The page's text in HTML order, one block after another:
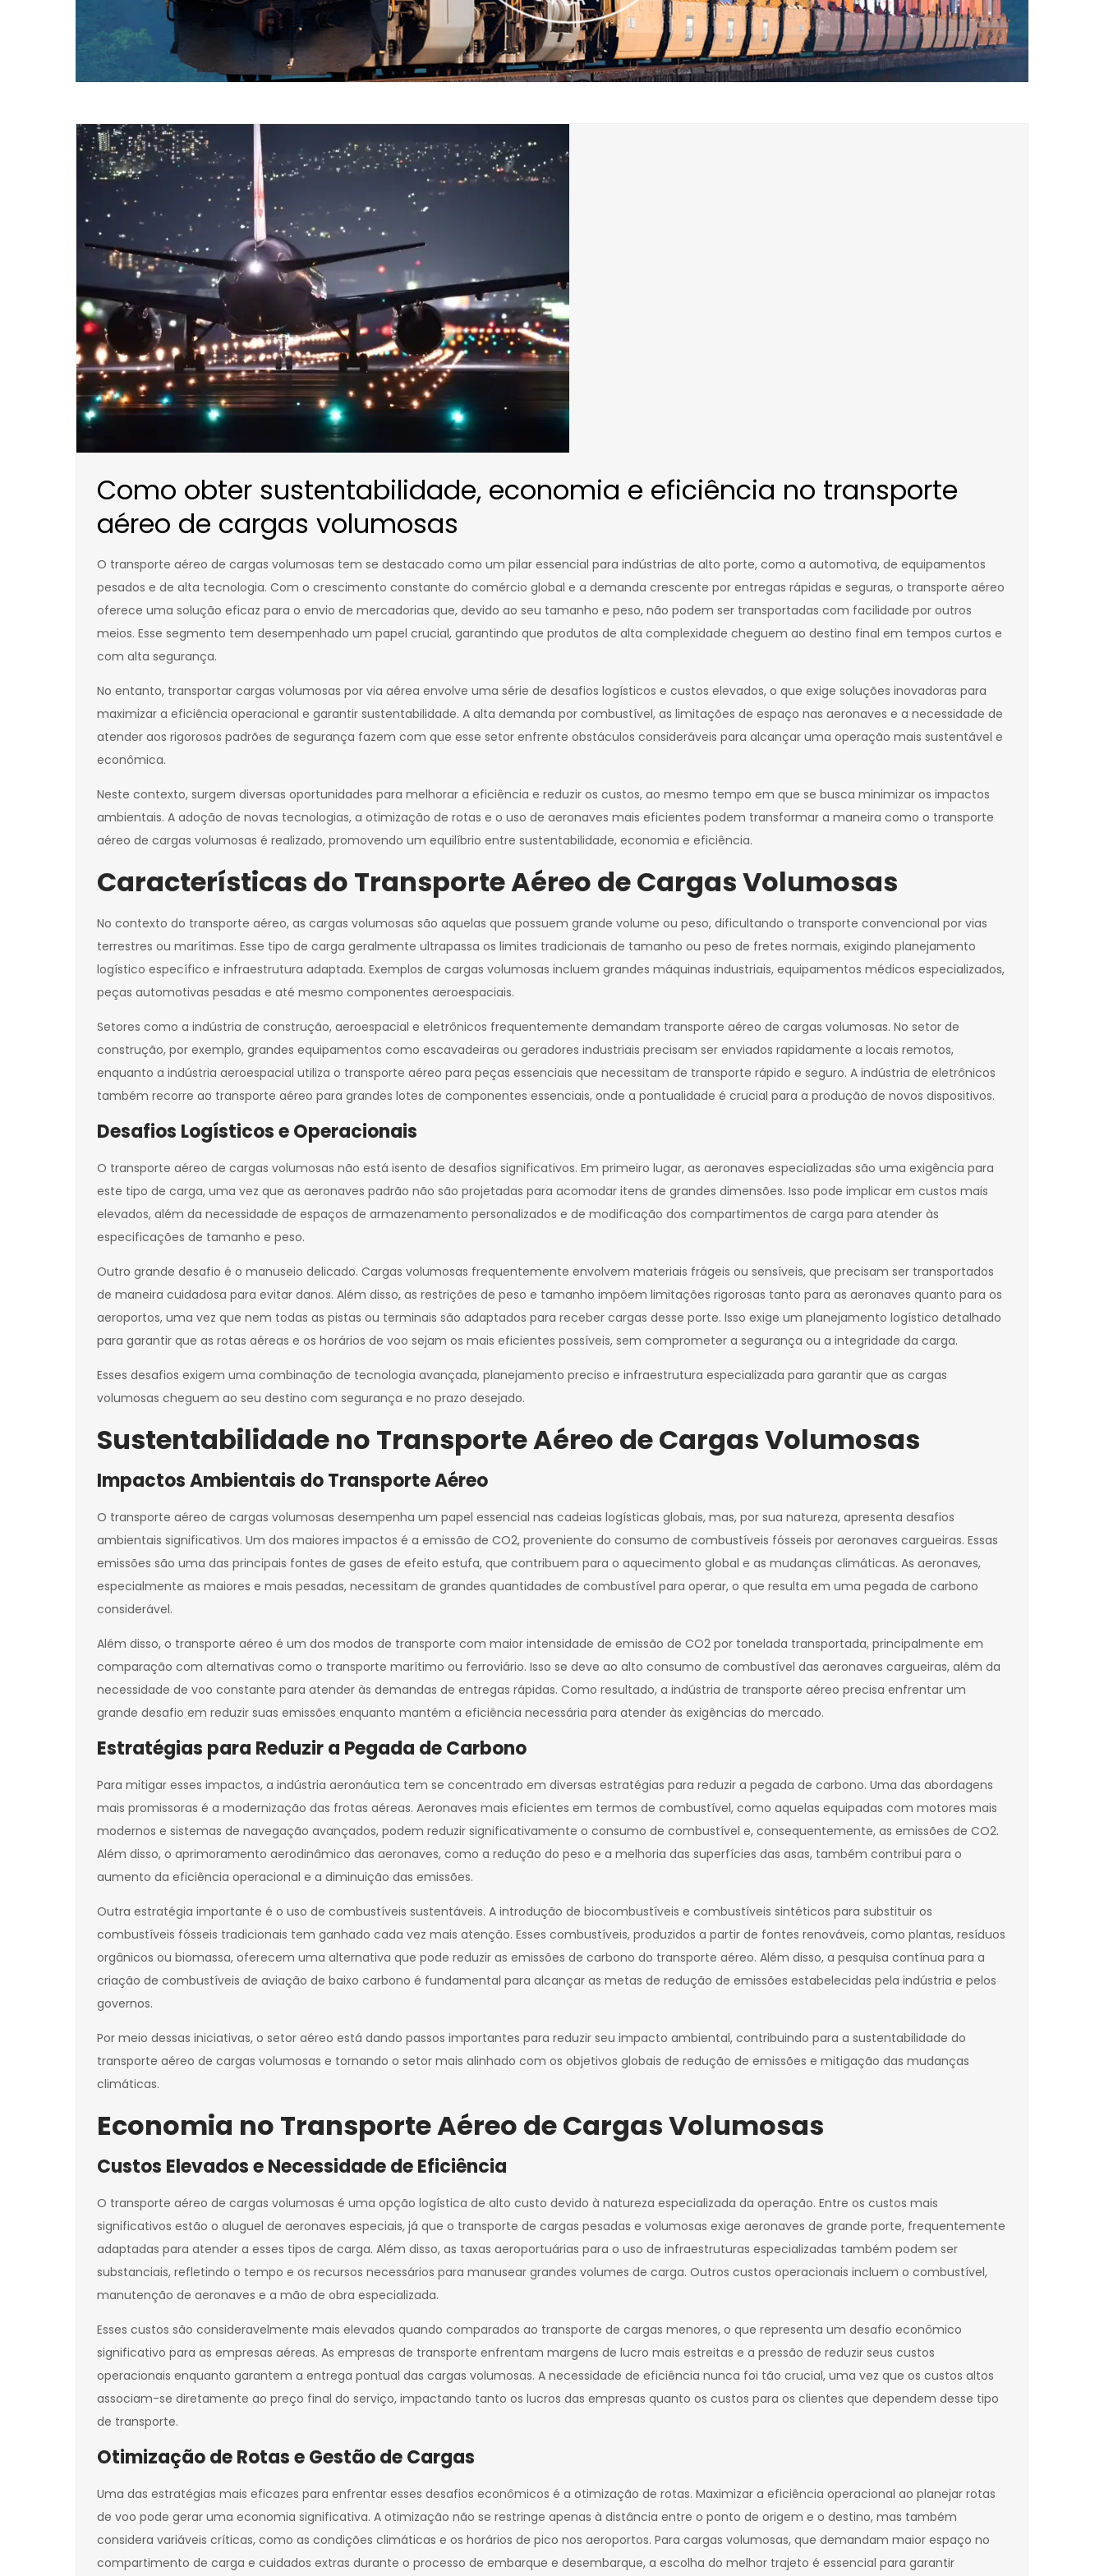
Como obter sustentabilidade, economia e eficiência no transporte
aéreo de cargas volumosas
O transporte aéreo de cargas volumosas tem se destacado como um pilar essencial para indústrias de alto porte, como a automotiva, de equipamentos
pesados e de alta tecnologia. Com o crescimento constante do comércio global e a demanda crescente por entregas rápidas e seguras, o transporte aéreo
oferece uma solução eficaz para o envio de mercadorias que, devido ao seu tamanho e peso, não podem ser transportadas com facilidade por outros
meios. Esse segmento tem desempenhado um papel crucial, garantindo que produtos de alta complexidade cheguem ao destino final em tempos curtos e
com alta segurança.
No entanto, transportar cargas volumosas por via aérea envolve uma série de desafios logísticos e custos elevados, o que exige soluções inovadoras para
maximizar a eficiência operacional e garantir sustentabilidade. A alta demanda por combustível, as limitações de espaço nas aeronaves e a necessidade de
atender aos rigorosos padrões de segurança fazem com que esse setor enfrente obstáculos consideráveis para alcançar uma operação mais sustentável e
econômica.
Neste contexto, surgem diversas oportunidades para melhorar a eficiência e reduzir os custos, ao mesmo tempo em que se busca minimizar os impactos
ambientais. A adoção de novas tecnologias, a otimização de rotas e o uso de aeronaves mais eficientes podem transformar a maneira como o transporte
aéreo de cargas volumosas é realizado, promovendo um equilíbrio entre sustentabilidade, economia e eficiência.
Características do Transporte Aéreo de Cargas Volumosas
No contexto do transporte aéreo, as cargas volumosas são aquelas que possuem grande volume ou peso, dificultando o transporte convencional por vias
terrestres ou marítimas. Esse tipo de carga geralmente ultrapassa os limites tradicionais de tamanho ou peso de fretes normais, exigindo planejamento
logístico específico e infraestrutura adaptada. Exemplos de cargas volumosas incluem grandes máquinas industriais, equipamentos médicos especializados,
peças automotivas pesadas e até mesmo componentes aeroespaciais.
Setores como a indústria de construção, aeroespacial e eletrônicos frequentemente demandam transporte aéreo de cargas volumosas. No setor de
construção, por exemplo, grandes equipamentos como escavadeiras ou geradores industriais precisam ser enviados rapidamente a locais remotos,
enquanto a indústria aeroespacial utiliza o transporte aéreo para peças essenciais que necessitam de transporte rápido e seguro. A indústria de eletrônicos
também recorre ao transporte aéreo para grandes lotes de componentes essenciais, onde a pontualidade é crucial para a produção de novos dispositivos.
Desafios Logísticos e Operacionais
O transporte aéreo de cargas volumosas não está isento de desafios significativos. Em primeiro lugar, as aeronaves especializadas são uma exigência para
este tipo de carga, uma vez que as aeronaves padrão não são projetadas para acomodar itens de grandes dimensões. Isso pode implicar em custos mais
elevados, além da necessidade de espaços de armazenamento personalizados e de modificação dos compartimentos de carga para atender às
especificações de tamanho e peso.
Outro grande desafio é o manuseio delicado. Cargas volumosas frequentemente envolvem materiais frágeis ou sensíveis, que precisam ser transportados
de maneira cuidadosa para evitar danos. Além disso, as restrições de peso e tamanho impõem limitações rigorosas tanto para as aeronaves quanto para os
aeroportos, uma vez que nem todas as pistas ou terminais são adaptados para receber cargas desse porte. Isso exige um planejamento logístico detalhado
para garantir que as rotas aéreas e os horários de voo sejam os mais eficientes possíveis, sem comprometer a segurança ou a integridade da carga.
Esses desafios exigem uma combinação de tecnologia avançada, planejamento preciso e infraestrutura especializada para garantir que as cargas
volumosas cheguem ao seu destino com segurança e no prazo desejado.
Sustentabilidade no Transporte Aéreo de Cargas Volumosas
Impactos Ambientais do Transporte Aéreo
O transporte aéreo de cargas volumosas desempenha um papel essencial nas cadeias logísticas globais, mas, por sua natureza, apresenta desafios
ambientais significativos. Um dos maiores impactos é a emissão de CO2, proveniente do consumo de combustíveis fósseis por aeronaves cargueiras. Essas
emissões são uma das principais fontes de gases de efeito estufa, que contribuem para o aquecimento global e as mudanças climáticas. As aeronaves,
especialmente as maiores e mais pesadas, necessitam de grandes quantidades de combustível para operar, o que resulta em uma pegada de carbono
considerável.
Além disso, o transporte aéreo é um dos modos de transporte com maior intensidade de emissão de CO2 por tonelada transportada, principalmente em
comparação com alternativas como o transporte marítimo ou ferroviário. Isso se deve ao alto consumo de combustível das aeronaves cargueiras, além da
necessidade de voo constante para atender às demandas de entregas rápidas. Como resultado, a indústria de transporte aéreo precisa enfrentar um
grande desafio em reduzir suas emissões enquanto mantém a eficiência necessária para atender às exigências do mercado.
Estratégias para Reduzir a Pegada de Carbono
Para mitigar esses impactos, a indústria aeronáutica tem se concentrado em diversas estratégias para reduzir a pegada de carbono. Uma das abordagens
mais promissoras é a modernização das frotas aéreas. Aeronaves mais eficientes em termos de combustível, como aquelas equipadas com motores mais
modernos e sistemas de navegação avançados, podem reduzir significativamente o consumo de combustível e, consequentemente, as emissões de CO2.
Além disso, o aprimoramento aerodinâmico das aeronaves, como a redução do peso e a melhoria das superfícies das asas, também contribui para o
aumento da eficiência operacional e a diminuição das emissões.
Outra estratégia importante é o uso de combustíveis sustentáveis. A introdução de biocombustíveis e combustíveis sintéticos para substituir os
combustíveis fósseis tradicionais tem ganhado cada vez mais atenção. Esses combustíveis, produzidos a partir de fontes renováveis, como plantas, resíduos
orgânicos ou biomassa, oferecem uma alternativa que pode reduzir as emissões de carbono do transporte aéreo. Além disso, a pesquisa contínua para a
criação de combustíveis de aviação de baixo carbono é fundamental para alcançar as metas de redução de emissões estabelecidas pela indústria e pelos
governos.
Por meio dessas iniciativas, o setor aéreo está dando passos importantes para reduzir seu impacto ambiental, contribuindo para a sustentabilidade do
transporte aéreo de cargas volumosas e tornando o setor mais alinhado com os objetivos globais de redução de emissões e mitigação das mudanças
climáticas.
Economia no Transporte Aéreo de Cargas Volumosas
Custos Elevados e Necessidade de Eficiência
O transporte aéreo de cargas volumosas é uma opção logística de alto custo devido à natureza especializada da operação. Entre os custos mais
significativos estão o aluguel de aeronaves especiais, já que o transporte de cargas pesadas e volumosas exige aeronaves de grande porte, frequentemente
adaptadas para atender a esses tipos de carga. Além disso, as taxas aeroportuárias para o uso de infraestruturas especializadas também podem ser
substanciais, refletindo o tempo e os recursos necessários para manusear grandes volumes de carga. Outros custos operacionais incluem o combustível,
manutenção de aeronaves e a mão de obra especializada.
Esses custos são consideravelmente mais elevados quando comparados ao transporte de cargas menores, o que representa um desafio econômico
significativo para as empresas aéreas. As empresas de transporte enfrentam margens de lucro mais estreitas e a pressão de reduzir seus custos
operacionais enquanto garantem a entrega pontual das cargas volumosas. A necessidade de eficiência nunca foi tão crucial, uma vez que os custos altos
associam-se diretamente ao preço final do serviço, impactando tanto os lucros das empresas quanto os custos para os clientes que dependem desse tipo
de transporte.
Otimização de Rotas e Gestão de Cargas
Uma das estratégias mais eficazes para enfrentar esses desafios econômicos é a otimização de rotas. Maximizar a eficiência operacional ao planejar rotas
de voo pode gerar uma economia significativa. A otimização não se restringe apenas à distância entre o ponto de origem e o destino, mas também
considera variáveis críticas, como as condições climáticas e os horários de pico nos aeroportos. Para cargas volumosas, que demandam maior espaço no
compartimento de carga e cuidados extras durante o processo de embarque e desembarque, a escolha do melhor trajeto é essencial para garantir